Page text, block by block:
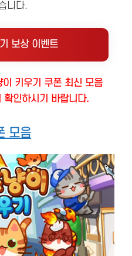
니다.
보상 이벤트
키우기 쿠폰 최신 모음
인하시기 바랍니다.
모음